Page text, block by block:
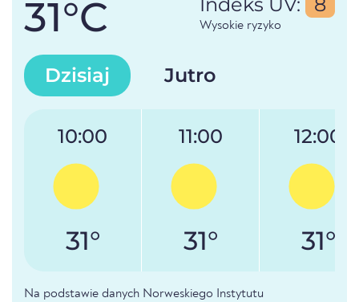
31°C Wysokie ryzyko
Dzisiaj Jutro
10:00
31°
11:00
31°
12:00
31°
Na podstawie danych Norweskiego Instytutu